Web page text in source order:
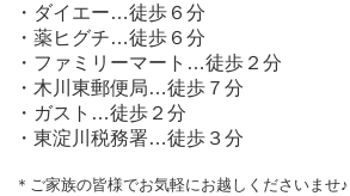
・ダイエー…徒歩６分
・薬ヒグチ…徒歩６分
・ファミリーマート…徒歩２分
・木川東郵便局…徒歩７分
・ガスト…徒歩２分
・東淀川税務署…徒歩３分
＊ご家族の皆様でお気軽にお越しくださいませ♪